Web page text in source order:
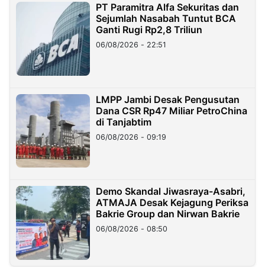
PT Paramitra Alfa Sekuritas dan
Sejumlah Nasabah Tuntut BCA
Ganti Rugi Rp2,8 Triliun
06/08/2026 - 22:51
LMPP Jambi Desak Pengusutan
Dana CSR Rp47 Miliar PetroChina
di Tanjabtim
06/08/2026 - 09:19
Demo Skandal Jiwasraya-Asabri,
ATMAJA Desak Kejagung Periksa
Bakrie Group dan Nirwan Bakrie
06/08/2026 - 08:50